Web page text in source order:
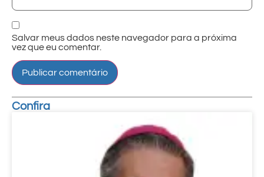
Salvar meus dados neste navegador para a próxima
vez que eu comentar.
Confira